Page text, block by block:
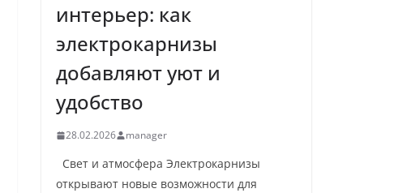
интерьер: как
электрокарнизы
добавляют уют и
удобство
28.02.2026 manager
Свет и атмосфера Электрокарнизы
открывают новые возможности для